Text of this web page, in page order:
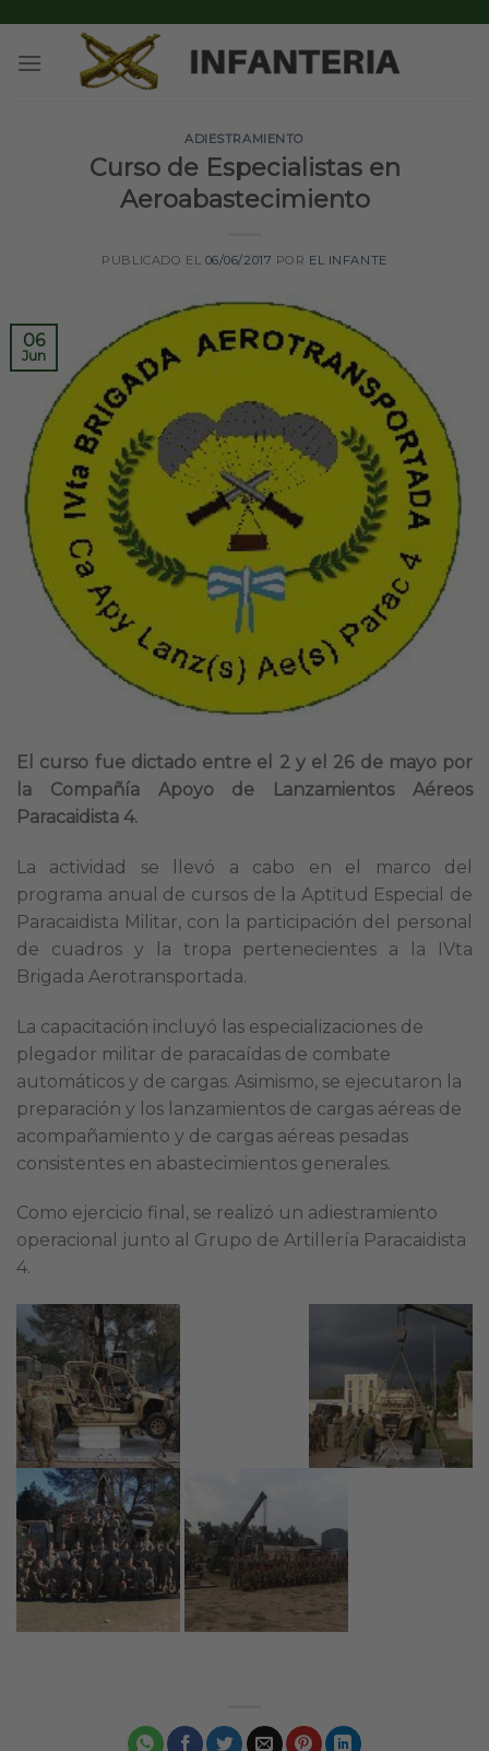
content
ADIESTRAMIENTO
Curso de Especialistas en
Aeroabastecimiento
PUBLICADO EL 06/06/2017 POR EL INFANTE
06
Jun
El curso fue dictado entre el 2 y el 26 de mayo por
la Compañía Apoyo de Lanzamientos Aéreos
Paracaidista 4.
La actividad se llevó a cabo en el marco del
programa anual de cursos de la Aptitud Especial de
Paracaidista Militar, con la participación del personal
de cuadros y la tropa pertenecientes a la IVta
Brigada Aerotransportada.
La capacitación incluyó las especializaciones de
plegador militar de paracaídas de combate
automáticos y de cargas. Asimismo, se ejecutaron la
preparación y los lanzamientos de cargas aéreas de
acompañamiento y de cargas aéreas pesadas
consistentes en abastecimientos generales.
Como ejercicio final, se realizó un adiestramiento
operacional junto al Grupo de Artillería Paracaidista
4.